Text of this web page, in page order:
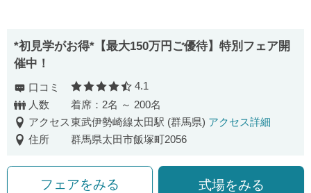
*初見学がお得*【最大150万円ご優待】特別フェア開
催中！
口コミ 口コミ評価
4.1
人数
着席：2名 ～ 200名
アクセス東武伊勢崎線太田駅 (群馬県) アクセス詳細
住所
群馬県太田市飯塚町2056
フェアをみる 式場をみる